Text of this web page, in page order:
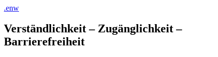
.enw
Verständlichkeit – Zugänglichkeit –
Barrierefreiheit